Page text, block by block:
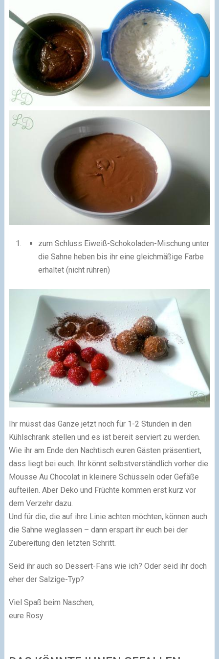
zum Schluss Eiweiß-Schokoladen-Mischung unter
die Sahne heben bis ihr eine gleichmäßige Farbe
erhaltet (nicht rühren)
Ihr müsst das Ganze jetzt noch für 1-2 Stunden in den
Kühlschrank stellen und es ist bereit serviert zu werden.
Wie ihr am Ende den Nachtisch euren Gästen präsentiert,
dass liegt bei euch. Ihr könnt selbstverständlich vorher die
Mousse Au Chocolat in kleinere Schüsseln oder Gefäße
aufteilen. Aber Deko und Früchte kommen erst kurz vor
dem Verzehr dazu.
Und für die, die auf ihre Linie achten möchten, können auch
die Sahne weglassen – dann erspart ihr euch bei der
Zubereitung den letzten Schritt.
Seid ihr auch so Dessert-Fans wie ich? Oder seid ihr doch
eher der Salzige-Typ?
Viel Spaß beim Naschen,
eure Rosy